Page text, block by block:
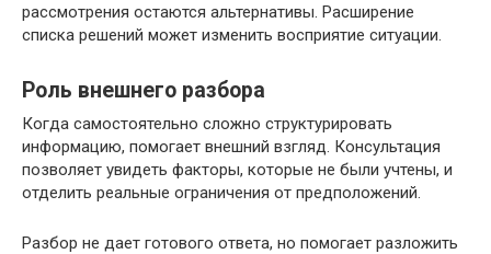
рассмотрения остаются альтернативы. Расширение
списка решений может изменить восприятие ситуации.
Роль внешнего разбора
Когда самостоятельно сложно структурировать
информацию, помогает внешний взгляд. Консультация
позволяет увидеть факторы, которые не были учтены, и
отделить реальные ограничения от предположений.
Разбор не дает готового ответа, но помогает разложить